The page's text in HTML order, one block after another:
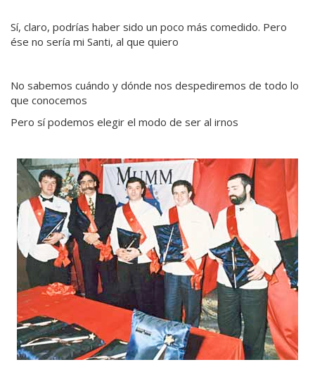
Sí, claro, podrías haber sido un poco más comedido. Pero
ése no sería mi Santi, al que quiero
No sabemos cuándo y dónde nos despediremos de todo lo
que conocemos
Pero sí podemos elegir el modo de ser al irnos